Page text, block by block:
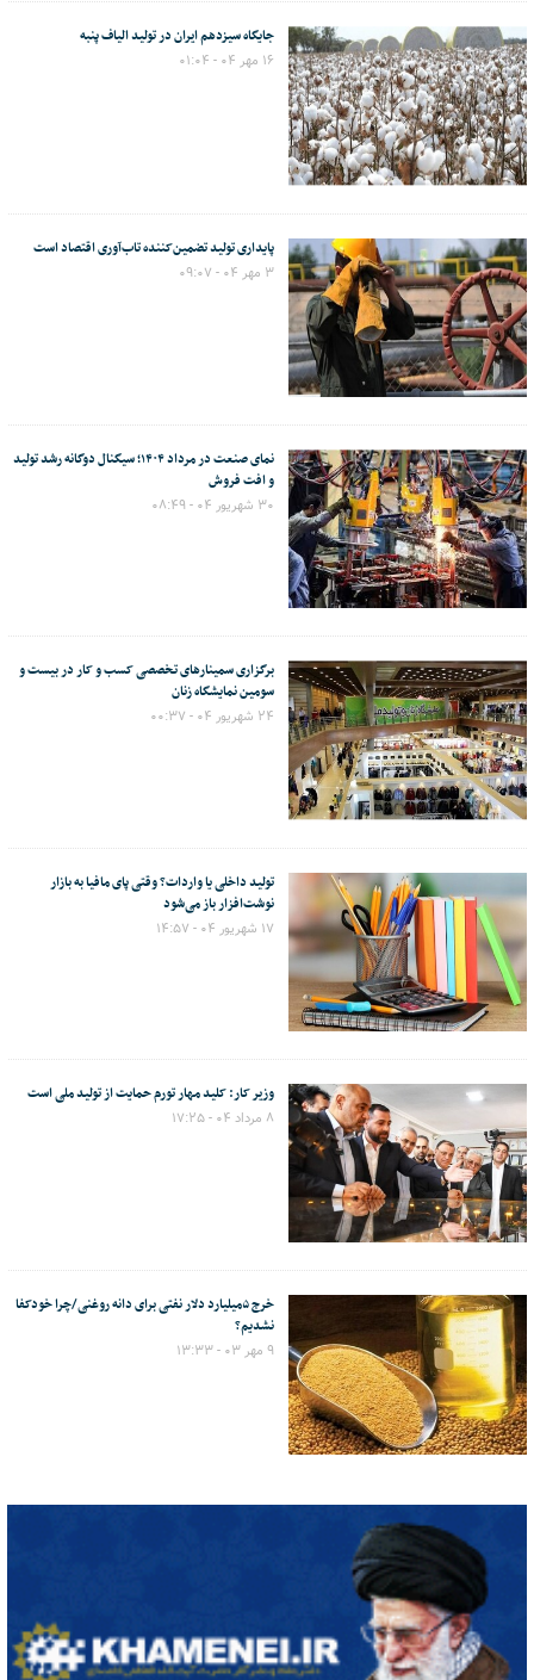
جایگاه سیزدهم ایران در تولید الیاف پنبه
۱۶ مهر ۰۴ - ۰۱:۰۴
پایداری تولید تضمین‌کننده تاب‌آوری اقتصاد است
۳ مهر ۰۴ - ۰۹:۰۷
نمای صنعت در مرداد ۱۴۰۴؛ سیگنال دوگانه رشد تولید
و افت فروش
۳۰ شهریور ۰۴ - ۰۸:۴۹
برگزاری سمینارهای تخصصی کسب و کار در بیست و
سومین نمایشگاه زنان
۲۴ شهریور ۰۴ - ۰۰:۳۷
تولید داخلی یا واردات؟ وقتی پای مافیا به بازار
نوشت‌افزار باز می‌شود
۱۷ شهریور ۰۴ - ۱۴:۵۷
وزیر کار: کلید مهار تورم حمایت از تولید ملی است
۸ مرداد ۰۴ - ۱۷:۲۵
خرج ۵میلیارد دلار نفتی برای دانه‌ روغنی/چرا خودکفا
نشدیم؟
۹ مهر ۰۳ - ۱۳:۳۳